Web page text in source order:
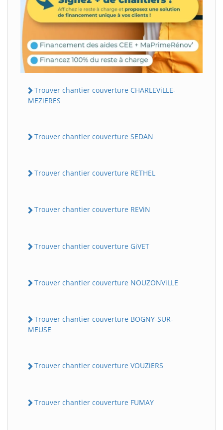
Trouver chantier couverture CHARLEViLLE-
MEZiERES
Trouver chantier couverture SEDAN
Trouver chantier couverture RETHEL
Trouver chantier couverture REViN
Trouver chantier couverture GiVET
Trouver chantier couverture NOUZONViLLE
Trouver chantier couverture BOGNY-SUR-
MEUSE
Trouver chantier couverture VOUZiERS
Trouver chantier couverture FUMAY